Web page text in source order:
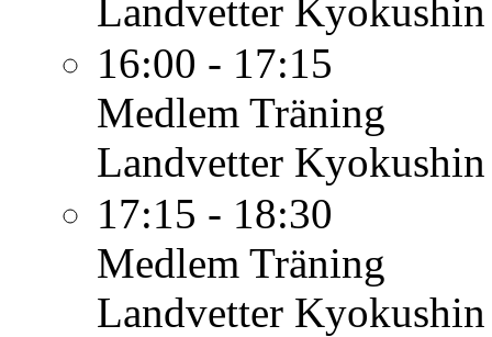
Landvetter
16:00 - 17:15
Medlem Träning
Landvetter
17:15 - 18:30
Medlem Träning
Landvetter